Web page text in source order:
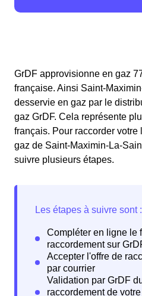
GrDF approvisionne en gaz
française. Ainsi Saint-
desservie en gaz par le
gaz GrDF. Cela représente
français. Pour raccorder
gaz de Saint-Maximin-La-
suivre plusieurs étapes.